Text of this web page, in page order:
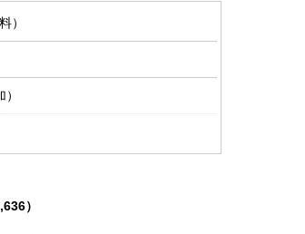
）
）